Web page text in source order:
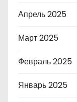
Апрель 2025
Март 2025
Февраль 2025
Январь 2025